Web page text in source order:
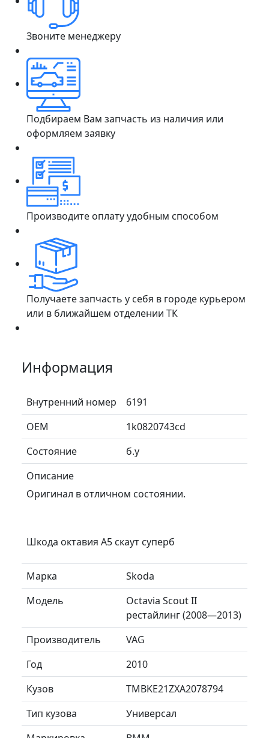
Звоните менеджеру
Подбираем Вам запчасть из наличия или
оформляем заявку
Производите оплату удобным способом
Получаете запчасть у себя в городе курьером
или в ближайшем отделении ТК
Информация
Внутренний номер
6191
ОЕМ
1k0820743cd
Состояние
б.у
Описание
Оригинал в отличном состоянии.
Шкода октавия А5 скаут суперб
Марка
Skoda
Модель
Octavia Scout II
рестайлинг (2008—2013)
Производитель
VAG
Год
2010
Кузов
TMBKE21ZXA2078794
Тип кузова
Универсал